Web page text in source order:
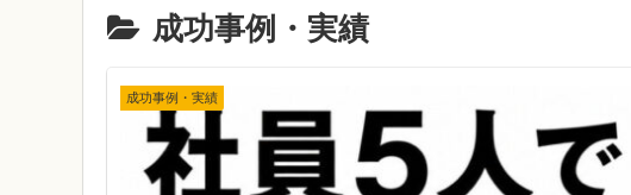
成功事例・実績
成功事例・実績